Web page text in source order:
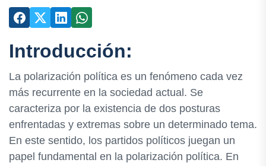
Introducción:
La polarización política es un fenómeno cada vez
más recurrente en la sociedad actual. Se
caracteriza por la existencia de dos posturas
enfrentadas y extremas sobre un determinado tema.
En este sentido, los partidos políticos juegan un
papel fundamental en la polarización política. En